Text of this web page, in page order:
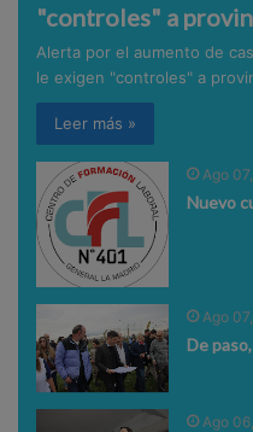
"controles" a
Alerta por el aumento de
le exigen "controles" a
Leer más »
Ago
Nuevo
Ago
De
Ago